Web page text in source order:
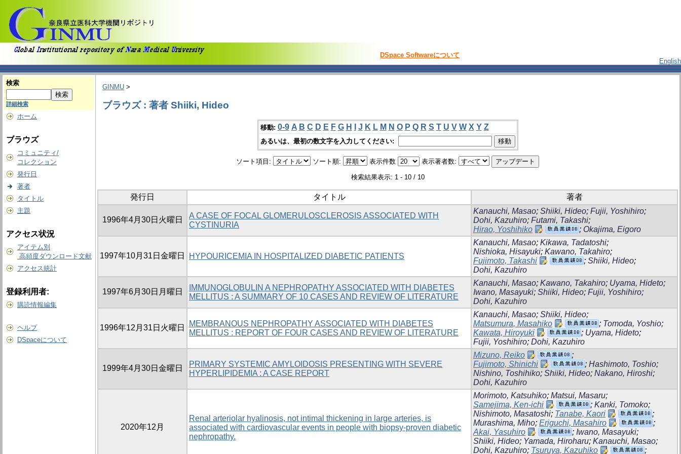
DSpace Softwareについて
English
検索
詳細検索
ホーム
ブラウズ
コミュニティ/
コレクション
発行日
著者
タイトル
主題
アクセス状況
アイテム別
高頻度ダウンロード文献
アクセス統計
登録利用者:
購読情報編集
ヘルプ
DSpaceについて
GINMU >
ブラウズ : 著者 Shiiki, Hideo
移動: 0-9 A B C D E F G H J K L M N O P Q R S T U V W X Y Z
あるいは、最初の数文字を入力してください:
ソート項目: ソート順: 表示件数 表示著者数:
検索結果表示: 1 - 10 / 10
発行日 タイトル 著者
1996年4月30日火曜日
A CASE OF FOCAL GLOMERULOSCLEROSIS ASSOCIATED WITH
CYSTINURIA
Kanauchi, Masao; Shiiki, Hideo; Fujii, Yoshihiro;
Dohi, Kazuhiro; Futami, Takashi;
Hirao, Yoshihiko
; Okajima, Eigoro
1997年10月31日金曜日 HYPOURICEMIA IN HOSPITALIZED DIABETIC PATIENTS
Kanauchi, Masao; Kikawa, Tadatoshi;
Nishioka, Hisayuki; Kawano, Takahiro;
Fujimoto, Takashi
; Shiiki, Hideo;
Dohi, Kazuhiro
1997年6月30日月曜日
IMMUNOGLOBULIN A NEPHROPATHY ASSOCIATED WITH DIABETES
MELLITUS : A SUMMARY OF 10 CASES AND REVIEW OF LITERATURE
Kanauchi, Masao; Kawano, Takahiro; Uyama, Hideto;
Iwano, Masayuki; Shiiki, Hideo; Fujii, Yoshihiro;
Dohi, Kazuhiro
1996年12月31日火曜日
MEMBRANOUS NEPHROPATHY ASSOCIATED WITH DIABETES
MELLITUS : REPORT OF FOUR CASES AND REVIEW OF LITERATURE
Kanauchi, Masao; Shiiki, Hideo;
Matsumura, Masahiko
; Tomoda, Yoshio;
Kawata, Hiroyuki
; Uyama, Hideto;
Fujii, Yoshihiro; Dohi, Kazuhiro
1999年4月30日金曜日
PRIMARY SYSTEMIC AMYLOIDOSIS PRESENTING WITH SEVERE
HYPERLIPIDEMIA : A CASE REPORT
Mizuno, Reiko
;
Fujimoto, Shinichi
; Hashimoto, Toshio;
Nishino, Toshihiko; Shiiki, Hideo; Nakano, Hiroshi;
Dohi, Kazuhiro
2020年12月
Renal arteriolar hyalinosis, not intimal thickening in large arteries, is
associated with cardiovascular events in people with biopsy‐proven diabetic
nephropathy.
Morimoto, Katsuhiko; Matsui, Masaru;
Samejima, Ken-ichi
; Kanki, Tomoko;
Nishimoto, Masatoshi; Tanabe, Kaori
;
Murashima, Miho; Eriguchi, Masahiro
;
Akai, Yasuhiro
; Iwano, Masayuki;
Shiiki, Hideo; Yamada, Hiroharu; Kanauchi, Masao;
Dohi, Kazuhiro; Tsuruya, Kazuhiko ;